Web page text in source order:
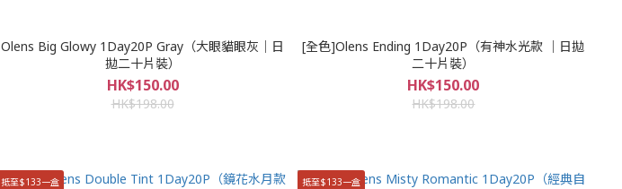
Olens Big Glowy 1Day20P Gray（大眼貓眼灰｜日
拋二十片裝）
HK$150.00
HK$198.00
[全色]Olens Ending 1Day20P（有神水光款 ｜日拋
二十片裝）
HK$150.00
HK$198.00
抵至$133一盒 抵至$133一盒